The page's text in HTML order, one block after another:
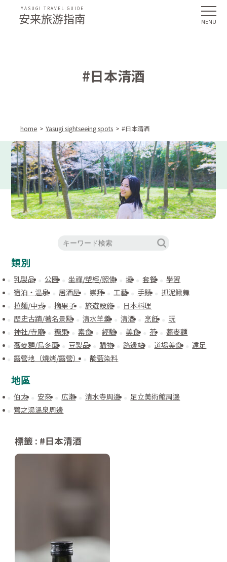
安来旅游指南
YASUGI TRAVEL GUIDE
#日本清酒
home Yasugi sightseeing spots #日本清酒
類別
乳製品 公園 坐禪/塑經/照佛 壩 套餐
學習
宿泊・温泉
居酒屋 崇拜 工藝 手錶
抓泥鰍舞
拉麵/中式
摘果子 旅遊設施
日本料理
歷史古蹟/著名景點
清水羊羹 清酒 烹飪
玩
神社/寺廟
糖果 素食 經驗 美食 茶
蕎麥麵
蕎麥麵/烏冬面
豆製品 購物 路邊站 道場美食
遠足
露營地（燒烤/露營）
靛藍染料
地區
伯太 安來 広瀬 清水寺周邊
足立美術館周邊
鷺之湯溫泉周邊
標籤 : #日本清酒